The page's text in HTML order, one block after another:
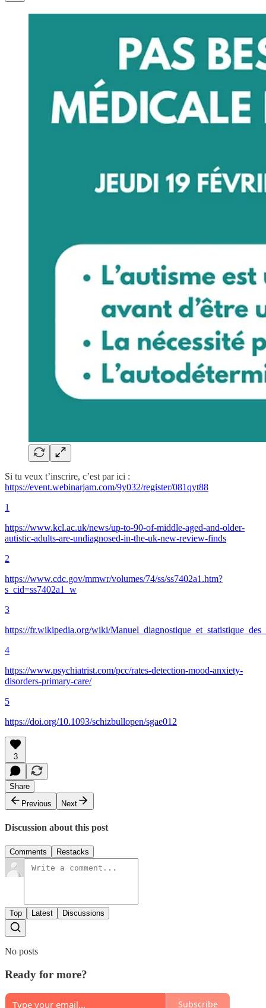
Si tu veux t’inscrire, c’est par ici :
https://event.webinarjam.com/9y032/register/081qyt88
1
https://www.kcl.ac.uk/news/up-to-90-of-middle-aged-and-older-
autistic-adults-are-undiagnosed-in-the-uk-new-review-finds
2
https://www.cdc.gov/mmwr/volumes/74/ss/ss7402a1.htm?
s_cid=ss7402a1_w
3
https://fr.wikipedia.org/wiki/
4
https://www.psychiatrist.com/pcc/rates-detection-mood-anxiety-
disorders-primary-care/
5
https://doi.org/10.1093/schizbullopen/sgae012
3
Share
Previous
Next
Discussion about this post
Comments Restacks
Top Latest Discussions
No posts
Ready for more?
Subscribe